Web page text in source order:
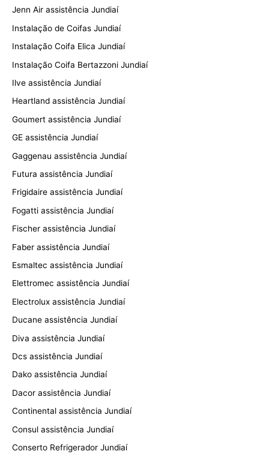
Jenn Air assistência Jundiaí
Instalação de Coifas Jundiaí
Instalação Coifa Elica Jundiaí
Instalação Coifa Bertazzoni Jundiaí
Ilve assistência Jundiaí
Heartland assistência Jundiaí
Goumert assistência Jundiaí
GE assistência Jundiaí
Gaggenau assistência Jundiaí
Futura assistência Jundiaí
Frigidaire assistência Jundiaí
Fogatti assistência Jundiaí
Fischer assistência Jundiaí
Faber assistência Jundiaí
Esmaltec assistência Jundiaí
Elettromec assistência Jundiaí
Electrolux assistência Jundiaí
Ducane assistência Jundiaí
Diva assistência Jundiaí
Dcs assistência Jundiaí
Dako assistência Jundiaí
Dacor assistência Jundiaí
Continental assistência Jundiaí
Consul assistência Jundiaí
Conserto Refrigerador Jundiaí